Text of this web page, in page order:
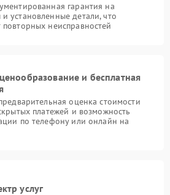
гарантия на
установленные детали, что
неисправностей
и бесплатная
оценка стоимости
платежей и возможность
по телефону или онлайн на
услуг